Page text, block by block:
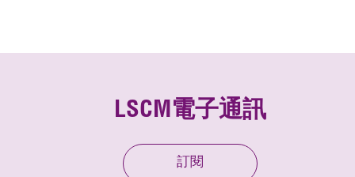
LSCM電子通訊
訂閱